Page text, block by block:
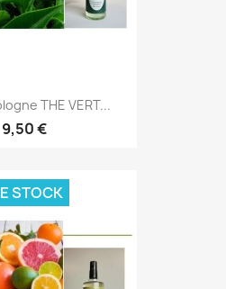
THE VERT...
9,50 €
STOCK